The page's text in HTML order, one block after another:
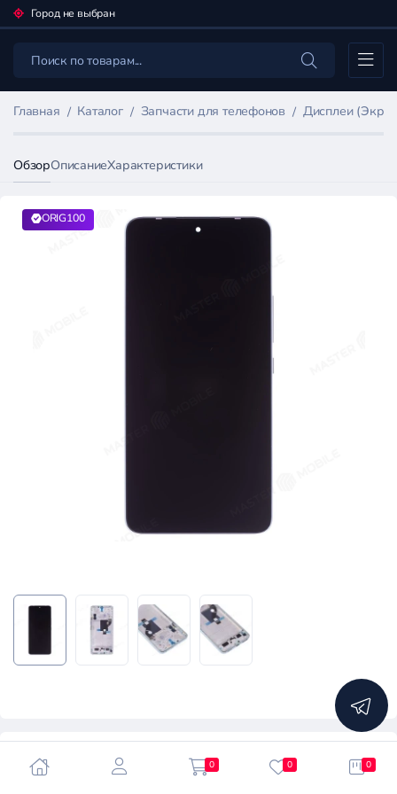
Город не выбран
Каталог
Главная Каталог Запчасти для телефонов Дисплеи
ОбзорОписаниеХарактеристики
ORIG100
5.0
0 0 0